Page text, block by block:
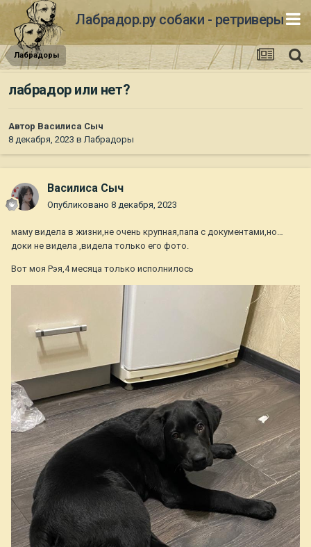
Лабрадор.ру собаки - ретриверы
Лабрадоры
лабрадор или нет?
Автор Василиса Сыч
8 декабря, 2023 вЛабрадоры
Василиса Сыч
Опубликовано 8 декабря, 2023
маму видела в жизни,не очень крупная,папа с документами,но…
доки не видела ,видела только его фото.
Вот моя Рэя,4 месяца только исполнилось